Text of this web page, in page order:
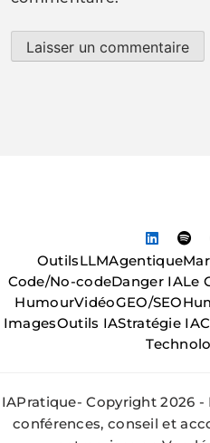
OutilsLLMAgentique
Code/No-codeDanger IALe
HumourVidéoGEO/SEO
ImagesOutils IAStratégie IA
IAPratique- Copyright 2026
conférences, conseil et